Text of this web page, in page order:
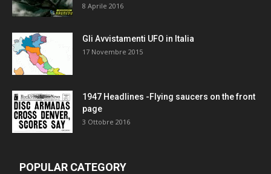
8 Aprile 2016
Gli Avvistamenti UFO in Italia
17 Novembre 2015
1947 Headlines -Flying saucers on the front
page
3 Ottobre 2016
POPULAR CATEGORY